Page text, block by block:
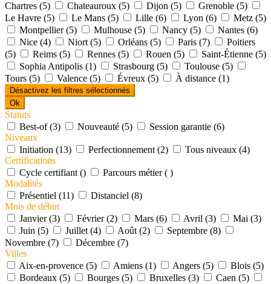
Chartres (5)
Chateauroux (5) Dijon (5)
Grenoble (5)
Le Havre (5)
Le Mans (5) Lille (6) Lyon (6)
Metz (5)
Montpellier (5)
Mulhouse (5) Nancy (5)
Nantes (6)
Nice (4)
Niort (5) Orléans (5) Paris (7)
Poitiers
(5)
Reims (5) Rennes (5) Rouen (5)
Saint-Étienne (5)
Sophia Antipolis (1)
Strasbourg (5)
Toulouse (5)
Tours (5)
Valence (5) Évreux (5) À distance (1)
Désactivez les filtres sélectionnés
Ok
Statuts
Best-of (3)
Nouveauté (5)
Session garantie (6)
Niveaux
Initiation (13)
Perfectionnement (2)
Tous niveaux (4)
Certifications
Cycle certifiant ()
Parcours métier ( )
Modalités
Présentiel (11)
Distanciel (8)
Mois de début
Janvier (3)
Février (2) Mars (6) Avril (3)
Mai (3)
Juin (5)
Juillet (4) Août (2)
Septembre (8)
Novembre (7)
Décembre (7)
Villes
Aix-en-provence (5)
Amiens (1) Angers (5)
Blois (5)
Bordeaux (5)
Bourges (5) Bruxelles (3)
Caen (5)